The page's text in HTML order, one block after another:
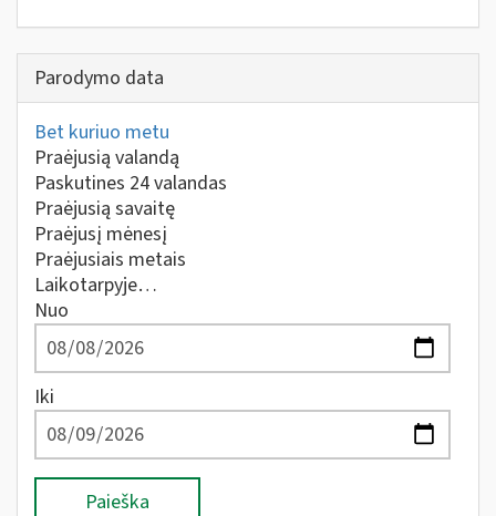
Parodymo data
Bet kuriuo metu
Praėjusią valandą
Paskutines 24 valandas
Praėjusią savaitę
Praėjusį mėnesį
Praėjusiais metais
Laikotarpyje…
Nuo
Iki
Paieška